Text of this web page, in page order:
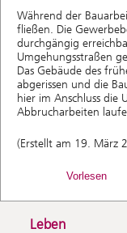
Während der
fließen. Die
durchgängig
Umgehungsstraßen
Das Gebäude des
abgerissen und die
hier im Anschluss die
Abbrucharbeiten
(Erstellt am 19. März
Vorlesen
Leben